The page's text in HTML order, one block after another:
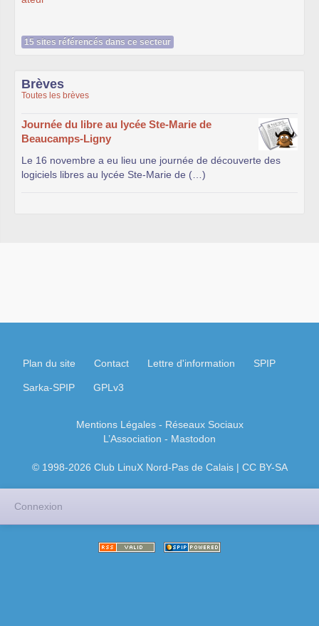
15 sites référencés dans ce secteur
Brèves
Toutes les brèves
Journée du libre au lycée Ste-Marie de
Beaucamps-Ligny
Le 16 novembre a eu lieu une journée de découverte des
logiciels libres au lycée Ste-Marie de (…)
Plan du site Contact Lettre d'information SPIP
Sarka-SPIP GPLv3
Mentions Légales- Réseaux Sociaux
L’Association - Mastodon
© 1998-2026 Club LinuX Nord-Pas de Calais | CC BY-SA
Connexion